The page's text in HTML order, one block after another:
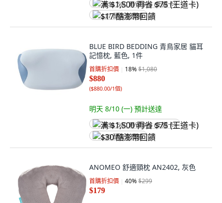
满 $1,500 再省 $75 (王道卡)
$17 酷澎幣回饋
BLUE BIRD BEDDING 青鳥家居 貓耳
記憶枕, 藍色, 1件
首購折扣價 18%$1,080
$880
($880.00/1個)
明天 8/10 (一) 預計送達
满 $1,500 再省 $75 (王道卡)
$30 酷澎幣回饋
ANOMEO 舒適頸枕 AN2402, 灰色
首購折扣價 40%$299
$179